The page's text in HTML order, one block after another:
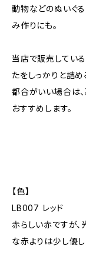
動物などのぬいぐ
み作りにも。
当店で販売してい
たをしっかりと詰
都合がいい場合は
おすすめします。
【色】
LB007 レッド
赤らしい赤ですが、
な赤よりは少し優